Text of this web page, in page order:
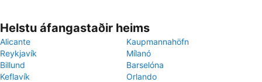
Helstu áfangastaðir heims
Alicante
Kaupmannahöfn
Reykjavík
Mílanó
Billund
Barselóna
Keflavík
Orlando